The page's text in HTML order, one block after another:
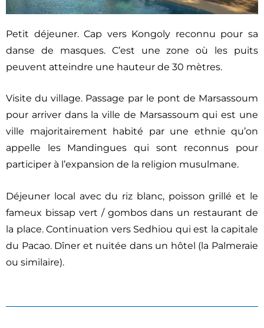
Petit déjeuner. Cap vers Kongoly reconnu pour sa
danse de masques. C’est une zone où les puits
peuvent atteindre une hauteur de 30 mètres.
Visite du village. Passage par le pont de Marsassoum
pour arriver dans la ville de Marsassoum qui est une
ville majoritairement habité par une ethnie qu’on
appelle les Mandingues qui sont reconnus pour
participer à l’expansion de la religion musulmane.
Déjeuner local avec du riz blanc, poisson grillé et le
fameux bissap vert / gombos dans un restaurant de
la place. Continuation vers Sedhiou qui est la capitale
du Pacao. Dîner et nuitée dans un hôtel (la Palmeraie
ou similaire).